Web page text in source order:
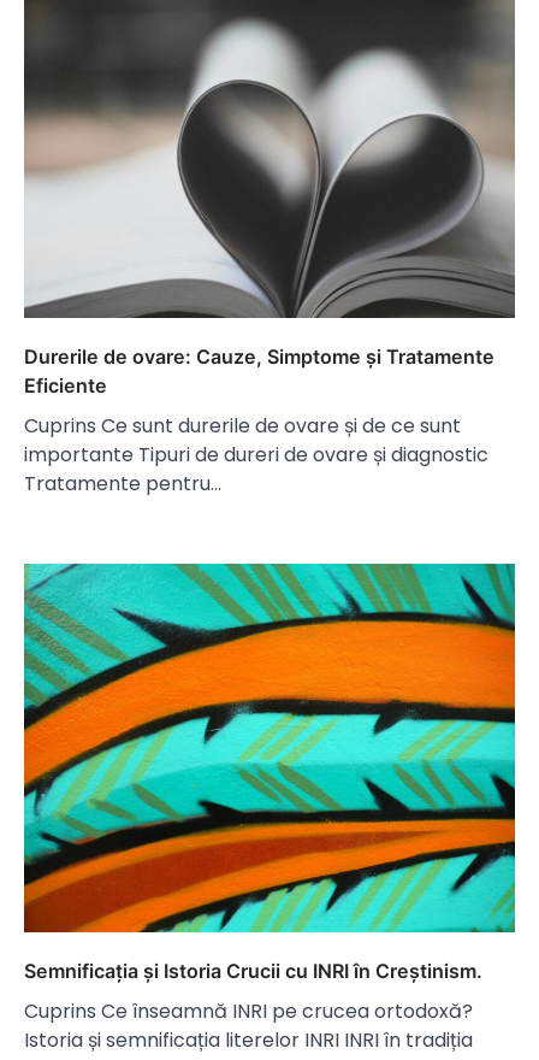
Durerile de ovare: Cauze, Simptome și Tratamente
Eficiente
Cuprins Ce sunt durerile de ovare și de ce sunt
importante Tipuri de dureri de ovare și diagnostic
Tratamente pentru…
Semnificația și Istoria Crucii cu INRI în Creștinism.
Cuprins Ce înseamnă INRI pe crucea ortodoxă?
Istoria și semnificația literelor INRI INRI în tradiția